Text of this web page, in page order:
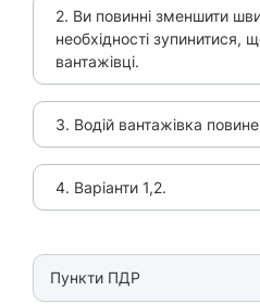
2. Ви повинні зменшити
необхідності зупинитися,
вантажівці.
3. Водій вантажівка
4. Варіанти 1,2.
Пункти ПДР